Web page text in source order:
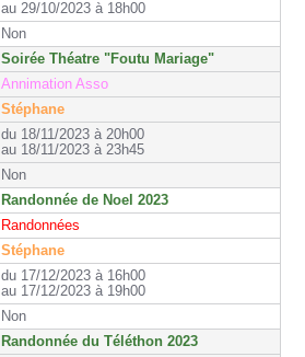
au 29/10/2023 à 18h00
Non
Soirée Théatre "Foutu Mariage"
Annimation Asso
Stéphane
du 18/11/2023 à 20h00
au 18/11/2023 à 23h45
Non
Randonnée de Noel 2023
Randonnées
Stéphane
du 17/12/2023 à 16h00
au 17/12/2023 à 19h00
Non
Randonnée du Téléthon 2023